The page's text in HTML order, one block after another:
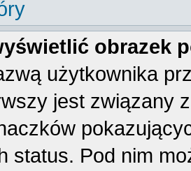
obrazek
użytkownika
jest związany
status. Pod nim